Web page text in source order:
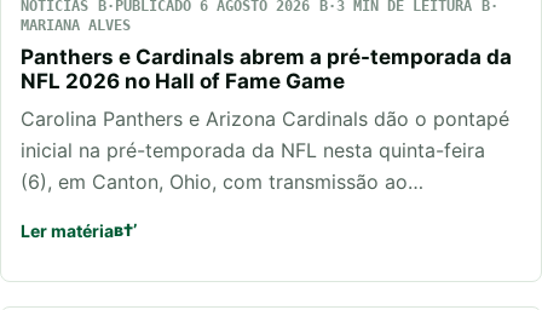
NOTÍCIAS PUBLICADO 6 AGOSTO 2026
3 MIN DE LEITURA
MARIANA ALVES
Panthers e Cardinals abrem a pré-temporada da
NFL 2026 no Hall of Fame Game
Carolina Panthers e Arizona Cardinals dão o pontapé
inicial na pré-temporada da NFL nesta quinta-feira
(6), em Canton, Ohio, com transmissão ao…
Ler matéria